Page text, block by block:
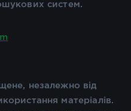
систем.
незалежно від
матеріалів.